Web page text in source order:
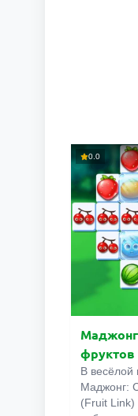
0.0
фруктов
В весёлой
Маджонг:
(Fruit Link)